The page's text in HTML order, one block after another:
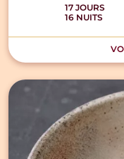
17 JOURS
16 NUITS